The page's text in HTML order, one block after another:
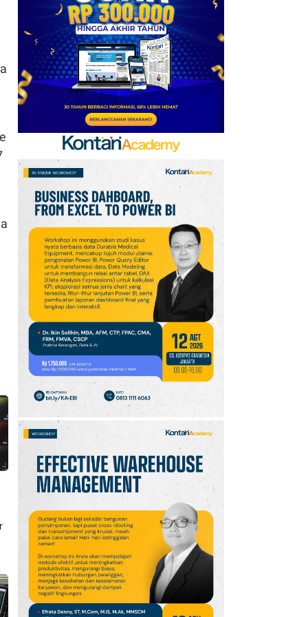
Ini Daftar Pihak yang
Menentang Gianni
Infantino
7
Krisis Migrasi Ancam
Status Maroko sebagai
Tuan Rumah Piala Dunia
2030
8
Promo Super Hemat
Indomaret 6–19 Agustus
2026, Diskon Kebutuhan
Rumah hingga 40%
Jadwal Persija vs Arema
FC Perebutan Juara 3
Piala Presiden 2026,
Kick-off Sore Ini
10 Intip Prakiraan Cuaca
Sumsel Kamis (6/8):
Hujan Ringan
Mendominasi, Siapkan
Payung!